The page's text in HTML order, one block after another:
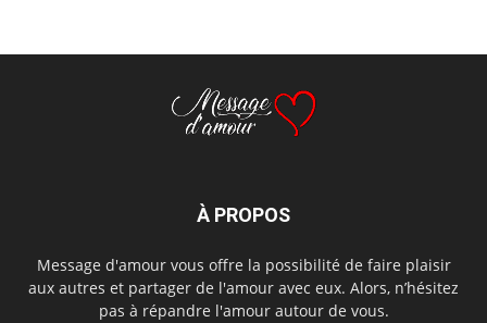
À PROPOS
Message d'amour vous offre la possibilité de faire plaisir
aux autres et partager de l'amour avec eux. Alors, n’hésitez
pas à répandre l'amour autour de vous.